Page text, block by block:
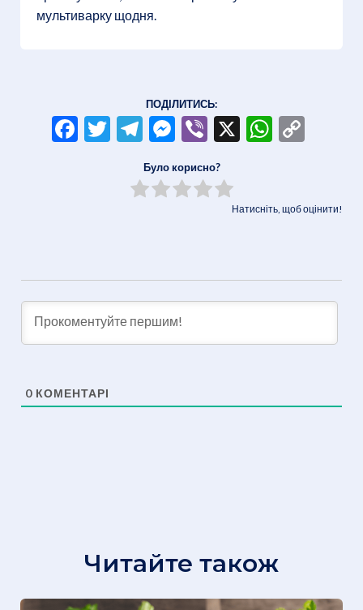
мультиварку щодня.
ПОДІЛИТИСЬ:
Facebook
Twitter
Telegram
Messenger
Viber
X
Було корисно?
Натисніть, щоб оцінити!
0 КОМЕНТАРІ
Читайте також